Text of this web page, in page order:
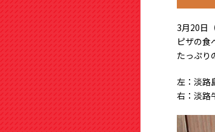
3月20日
ピザの食
たっぷり
左：淡路
右：淡路